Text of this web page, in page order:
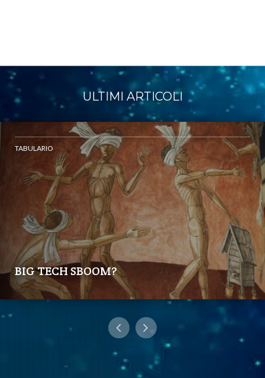
ULTIMI ARTICOLI
TABULARIO
BIG TECH SBOOM?